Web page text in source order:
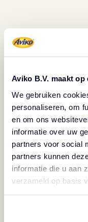
Aviko B.V. maakt
We gebruiken
personaliseren, om
en om ons
informatie over uw
partners voor social
partners kunnen
informatie die u aan
verzameld op basis
Rooster de
zwartgeblakerd
lengte en hak
Snipper de ui en
een pan. Fruit de
garam masala.
3 minuten.
citroensap. Roer